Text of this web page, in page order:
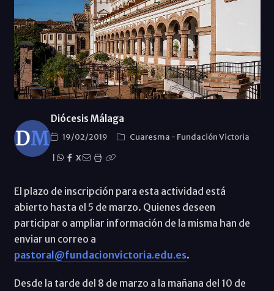
Diócesis Málaga
19/02/2019 Cuaresma - Fundación Victoria
X
El plazo de inscripción para esta actividad está
abierto hasta el 5 de marzo. Quienes deseen
participar o ampliar información de la misma han de
enviar un correo a
pastoral@fundacionvictoria.edu.es.
Desde la tarde del 8 de marzo a la mañana del 10 de